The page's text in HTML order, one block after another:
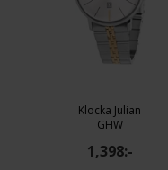
Klocka Julian
GHW
1,398:-